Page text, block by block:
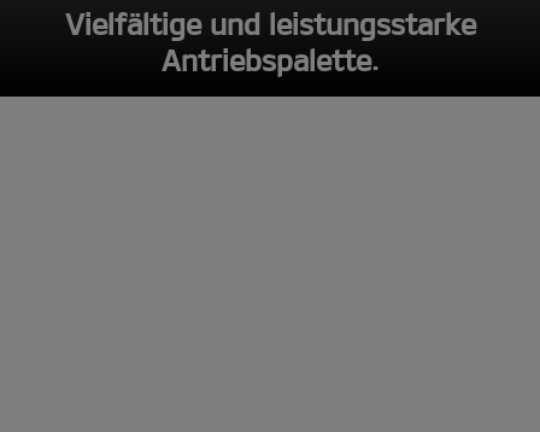
Vielfältige und leistungsstarke
Antriebspalette.